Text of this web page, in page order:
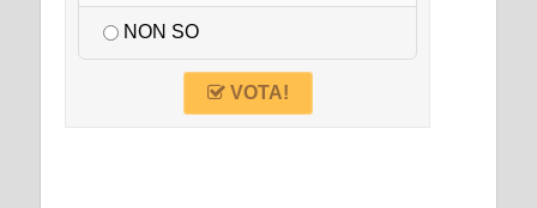
NON SO
VOTA!